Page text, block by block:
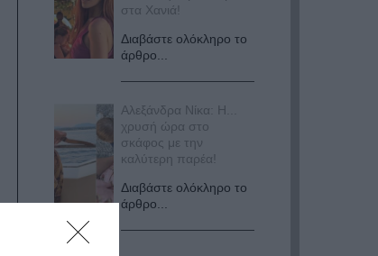
στα Χανιά!
Διαβάστε ολόκληρο το
άρθρο...
Αλεξάνδρα Νίκα: Η...
χρυσή ώρα στο
σκάφος με την
καλύτερη παρέα!
Διαβάστε ολόκληρο το
άρθρο...